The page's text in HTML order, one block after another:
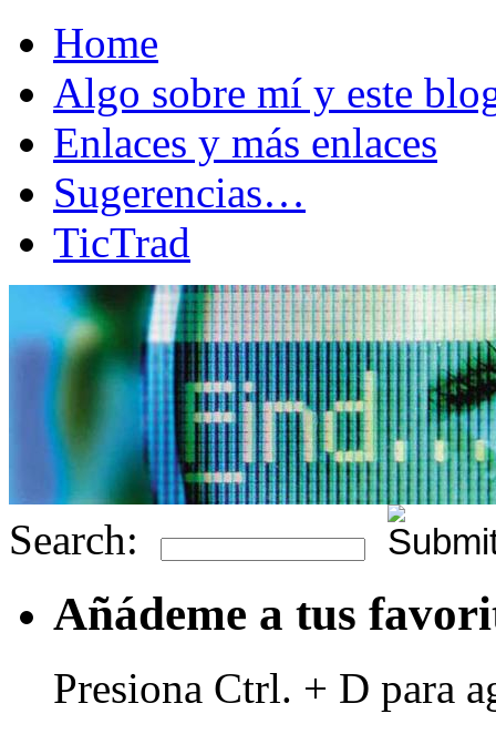
Home
Algo sobre mí y este
Enlaces y más enlaces
Sugerencias…
TicTrad
Search:
Añádeme a tus
Presiona Ctrl. + D para